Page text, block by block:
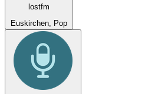
lostfm
Euskirchen, Pop